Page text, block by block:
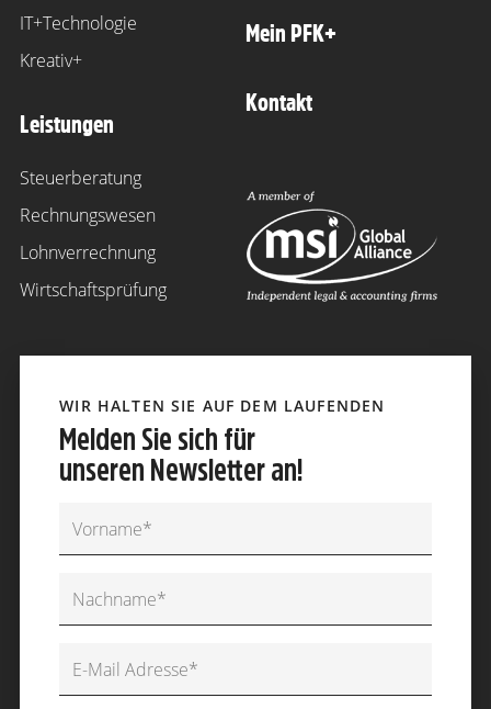
IT+Technologie
Kreativ+
Leistungen
Steuerberatung
Rechnungswesen
Lohnverrechnung
Wirtschaftsprüfung
Mein PFK+
Kontakt
WIR HALTEN SIE AUF DEM LAUFENDEN
Melden Sie sich für
unseren Newsletter an!